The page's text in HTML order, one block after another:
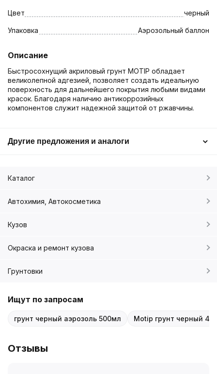
Цвет черный
Упаковка Аэрозольный баллон
Описание
Быстросохнущий акриловый грунт MOTIP обладает
великолепной адгезией, позволяет создать идеальную
поверхность для дальнейшего покрытия любыми видами
красок. Благодаря наличию антикоррозийных
компонентов служит надежной защитой от ржавчины.
Другие предложения и аналоги
Каталог
Автохимия, Автокосметика
Кузов
Окраска и ремонт кузова
Грунтовки
Ищут по запросам
грунт черный аэрозоль 500мл Motip грунт черный
Отзывы